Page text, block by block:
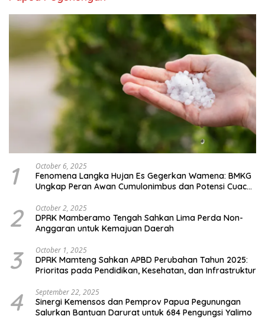
1 October 6, 2025
Fenomena Langka Hujan Es Gegerkan Wamena: BMKG
Ungkap Peran Awan Cumulonimbus dan Potensi Cuaca
2 October 2, 2025
DPRK Mamberamo Tengah Sahkan Lima Perda Non-
Anggaran untuk Kemajuan Daerah
3 October 1, 2025
DPRK Mamteng Sahkan APBD Perubahan Tahun 2025:
Prioritas pada Pendidikan, Kesehatan, dan Infrastruktur
4 September 22, 2025
Sinergi Kemensos dan Pemprov Papua Pegunungan
Salurkan Bantuan Darurat untuk 684 Pengungsi Yalimo